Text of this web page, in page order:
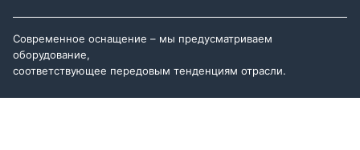
Современное оснащение – мы предусматриваем
оборудование,
соответствующее передовым тенденциям отрасли.